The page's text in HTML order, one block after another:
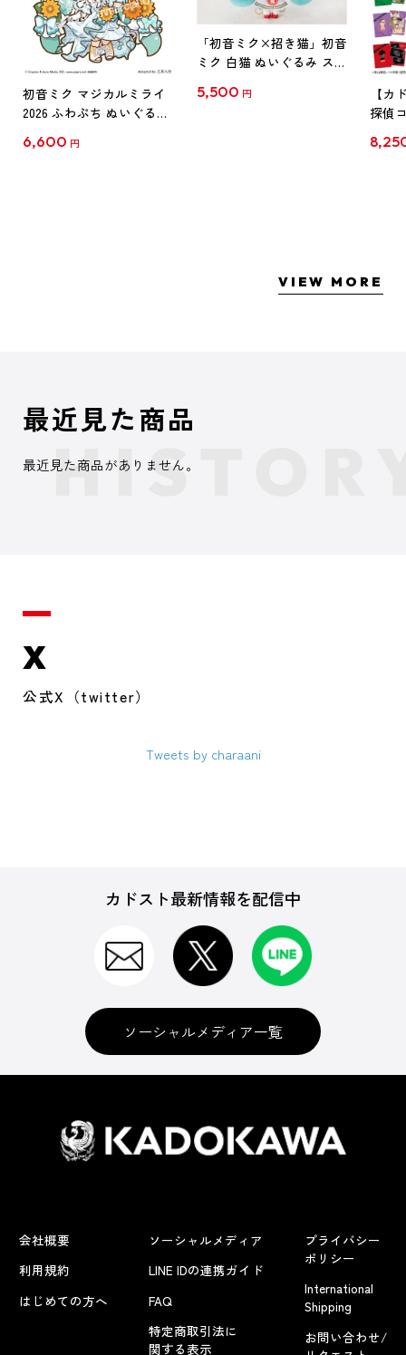
初音ミク マジカルミライ
2026 ふわぷち ぬいぐるみ
6,600 円
「初音ミク×招き猫」初音
ミク 白猫 ぬいぐるみ スタ
5,500 円
【カ
探偵
クリ
VIEW MORE
最近見た商品
最近見た商品がありません。
X
公式X（twitter）
Tweets by charaani
カドスト最新情報を配信中
ソーシャルメディア一覧
会社概要
利用規約
はじめての方へ
ソーシャルメディア
LINE IDの連携ガイド
FAQ
特定商取引法に
関する表示
プライバシー
ポリシー
International
Shipping
お問い合わせ/